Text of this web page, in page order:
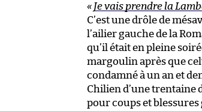
« Je vais prendre la
C’est une drôle de
l’ailier gauche de la
qu’il était en pleine
margoulin après que
condamné à un an et
Chilien d’une trentaine
pour coups et blessures